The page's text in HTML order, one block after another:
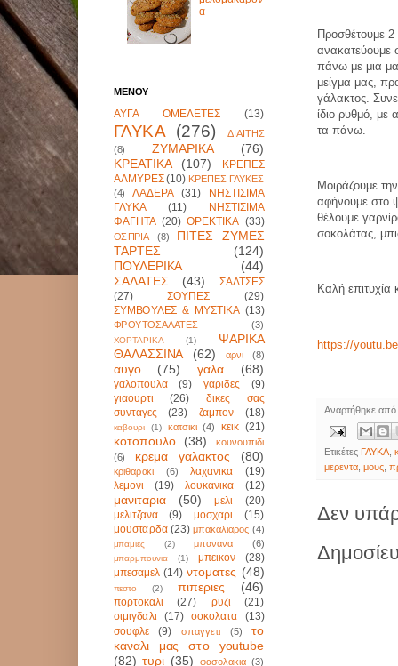
Προσθέτουμε 2
ανακατεύουμε
πάνω με μια
μείγμα μας,
γάλακτος.
ίδιο ρυθμό, με
τα πάνω.
Μοιράζουμε
αφήνουμε στο
θέλουμε
σοκολάτας,
Καλή
https://
Αναρτήθηκε
Ετικέτες ΓΛΥΚΑ ,
μερεντα ,μους ,
Δεν
α
ΜΕΝΟΥ
ΑΥΓΑ ΟΜΕΛΕΤΕΣ (13)
ΓΛΥΚΑ (276)
ΔΙΑΙΤΗΣ
(8)
ΖΥΜΑΡΙΚΑ
(76)
ΚΡΕΑΤΙΚΑ
(107)
ΚΡΕΠΕΣ
ΑΛΜΥΡΕΣ (10) ΚΡΕΠΕΣ ΓΛΥΚΕΣ
(4)
ΛΑΔΕΡΑ (31)
ΝΗΣΤΙΣΙΜΑ
ΓΛΥΚΑ
(11)
ΝΗΣΤΙΣΙΜΑ
ΦΑΓΗΤΑ (20) ΟΡΕΚΤΙΚΑ (33)
ΟΣΠΡΙΑ (8)
ΠΙΤΕΣ ΖΥΜΕΣ
ΤΑΡΤΕΣ
(124)
ΠΟΥΛΕΡΙΚΑ
(44)
ΣΑΛΑΤΕΣ
(43)
ΣΑΛΤΣΕΣ
(27)
ΣΟΥΠΕΣ
(29)
ΣΥΜΒΟΥΛΕΣ & ΜΥΣΤΙΚΑ (13)
ΦΡΟΥΤΟΣΑΛΑΤΕΣ (3)
ΧΟΡΤΑΡΙΚΑ (1)
ΨΑΡΙΚΑ
ΘΑΛΑΣΣΙΝΑ
(62) αρνι (8)
αυγο (75) γαλα (68)
γαλοπουλα (9) γαριδες
(9)
γιαουρτι
(26)
δικες σας
συνταγες
(23) ζαμπον (18)
καβουρι (1) κατσικι (4) κεικ (21)
κοτοπουλο (38)
κουνουπιδι
(6)
κρεμα γαλακτος (80)
κριθαρακι (6) λαχανικα
(19)
λεμονι
(19) λουκανικα (12)
μανιταρια (50) μελι
(20)
μελιτζανα
(9) μοσχαρι
(15)
μουσταρδα (23) μπακαλιαρος (4)
μπαμιες (2) μπανανα (6)
μπαρμπουνια (1) μπεικον
(28)
μπεσαμελ (14) ντοματες (48)
πεστο (2) πιπεριες (46)
πορτοκαλι (27) ρυζι
(21)
σιμιγδαλι
(17) σοκολατα
(13)
σουφλε
(9) σπαγγετι (5)
το
καναλι μας στο youtube
(82) τυρι (35) φασολακια (3)